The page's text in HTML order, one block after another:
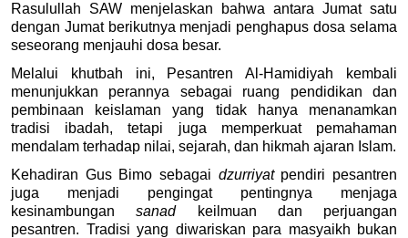
Rasulullah SAW menjelaskan bahwa antara Jumat satu
dengan Jumat berikutnya menjadi penghapus dosa selama
seseorang menjauhi dosa besar.
Melalui khutbah ini, Pesantren Al-Hamidiyah kembali
menunjukkan perannya sebagai ruang pendidikan dan
pembinaan keislaman yang tidak hanya menanamkan
tradisi ibadah, tetapi juga memperkuat pemahaman
mendalam terhadap nilai, sejarah, dan hikmah ajaran Islam.
Kehadiran Gus Bimo sebagai dzurriyat pendiri pesantren
juga menjadi pengingat pentingnya menjaga
kesinambungan sanad
keilmuan dan perjuangan
pesantren. Tradisi yang diwariskan para masyaikh bukan